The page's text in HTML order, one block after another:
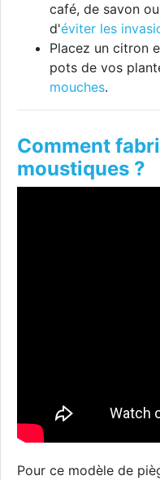
café, de savon
d'éviter les
Placez un citron
pots de vos
mouches.
Comment
moustiques ?
Pour ce modèle de